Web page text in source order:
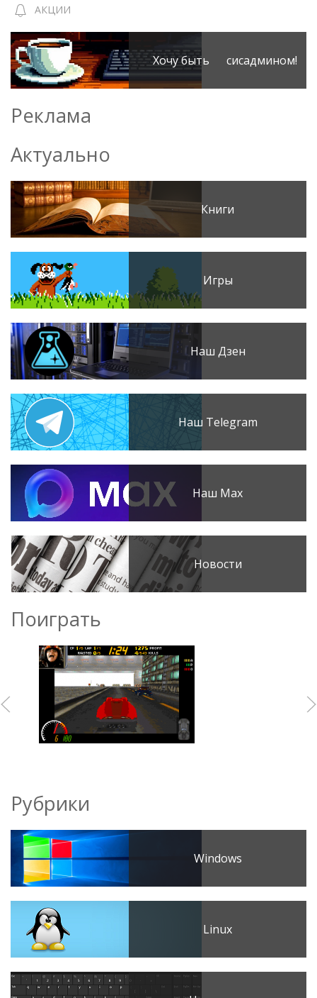
АКЦИИ
Хочу быть сисадмином!
Реклама
Актуально
Книги
Игры
Наш Дзен
Наш Telegram
Наш Max
Новости
Поиграть
Рубрики
Windows
Linux